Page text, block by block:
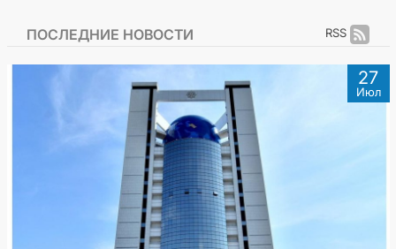
ТУРКМЕНИСТАН
КОНСУЛЬСКИЕ УСЛУГИ
МИД
КОНТАКТНЫЕ ДАННЫЕ
RSS
ПОСЛЕДНИЕ НОВОСТИ
27
Июл